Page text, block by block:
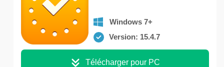
Windows 7+
Version: 15.4.7
Télécharger pour PC